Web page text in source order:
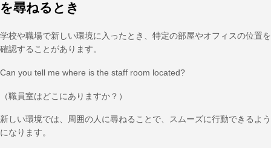
を尋ねるとき
学校や職場で新しい環境に入ったとき、特定の部屋やオフィスの位置を
確認することがあります。
Can you tell me where is the staff room located?
（職員室はどこにありますか？）
新しい環境では、周囲の人に尋ねることで、スムーズに行動できるよう
になります。